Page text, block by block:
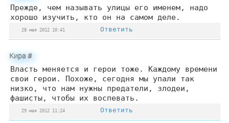
Прежде, чем называть улицы его именем, надо
хорошо изучить, кто он на самом деле.
28 мая 2012 10:41 Ответить
Кира#
Власть меняется и герои тоже. Каждому времени
свои герои. Похоже, сегодня мы упали так
низко, что нам нужны предатели, злодеи,
фашисты, чтобы их воспевать.
29 мая 2012 11:24 Ответить